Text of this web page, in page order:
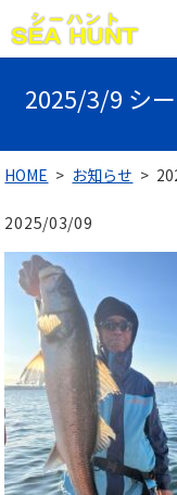
2025/3/9 シ
HOME お知らせ
2025/03/09